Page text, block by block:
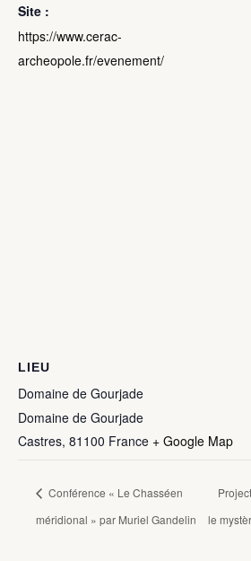
Site :
https://www.cerac-
archeopole.fr/evenement/
LIEU
Domaine de Gourjade
Domaine de Gourjade
Castres, 81100 France + Google Map
Conférence « Le Chasséen
méridional » par Muriel Gandelin
le